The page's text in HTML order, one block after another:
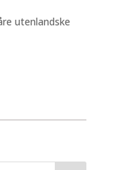
utenlandske